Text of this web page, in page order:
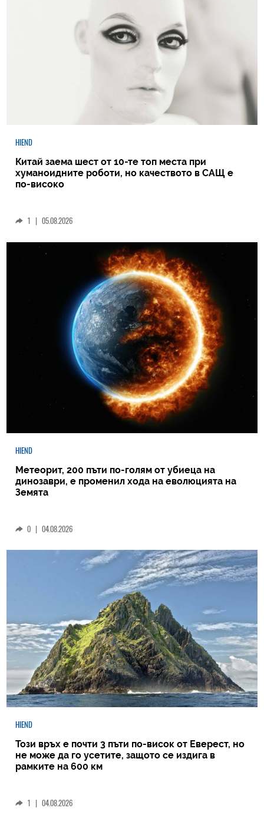
HIEND
Китай заема шест от 10-те топ места при
хуманоидните роботи, но качеството в САЩ е
по-високо
1 | 05.08.2026
HIEND
Метеорит, 200 пъти по-голям от убиеца на
динозаври, е променил хода на еволюцията на
Земята
0 | 04.08.2026
HIEND
Този връх е почти 3 пъти по-висок от Еверест, но
не може да го усетите, защото се издига в
рамките на 600 км
1 | 04.08.2026